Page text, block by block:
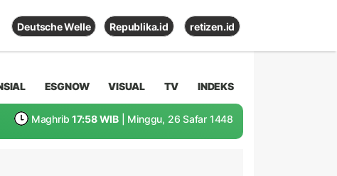
Deutsche Welle Republika.id retizen.id
ESGNOW VISUAL TV INDEKS
Maghrib 17:58 WIB | Minggu, 26 Safar 1448